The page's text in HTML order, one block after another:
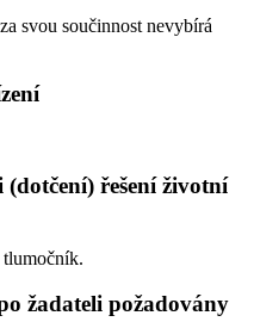
svou součinnost nevybírá
řešení životní
žadateli požadovány